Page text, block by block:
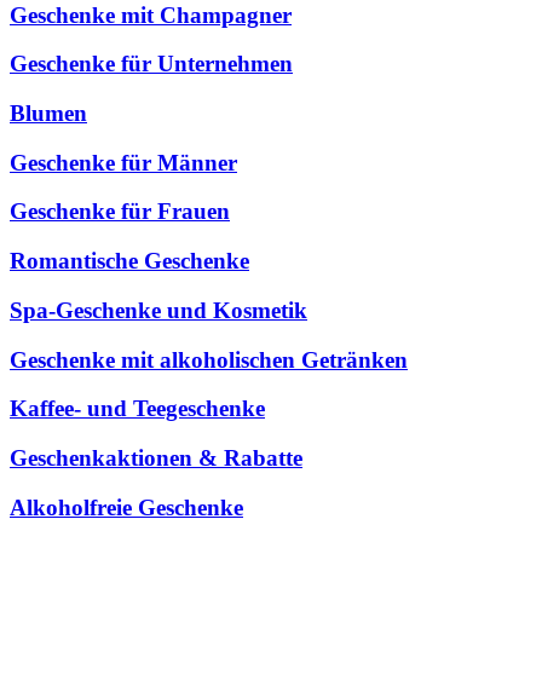
Geschenke mit Champagner
Geschenke für Unternehmen
Blumen
Geschenke für Männer
Geschenke für Frauen
Romantische Geschenke
Spa-Geschenke und Kosmetik
Geschenke mit alkoholischen Getränken
Kaffee- und Teegeschenke
Geschenkaktionen & Rabatte
Alkoholfreie Geschenke